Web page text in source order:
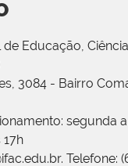
Educação,
3084 - Bairro
segunda
17h
Telefone: